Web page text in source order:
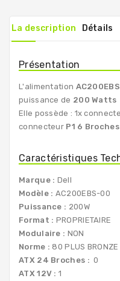
La description Détails
Présentation
L'alimentation
puissance de 200 Watts
Elle possède : 1x
connecteur P1 6 Broches
Caractéristiques
Marque : Dell
Modèle : AC200EBS-00
Puissance : 200W
Format : PROPRIETAIRE
Modulaire : NON
Norme : 80 PLUS BRONZE
ATX 24 Broches : 0
ATX 12V : 1